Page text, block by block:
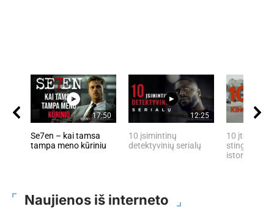
17:50
Se7en – kai tamsa
tampa meno kūriniu
12:25
10 įsimintinų
detektyvinių serialų
10 įtemptų,
stingdančių
istorijų
Naujienos iš interneto